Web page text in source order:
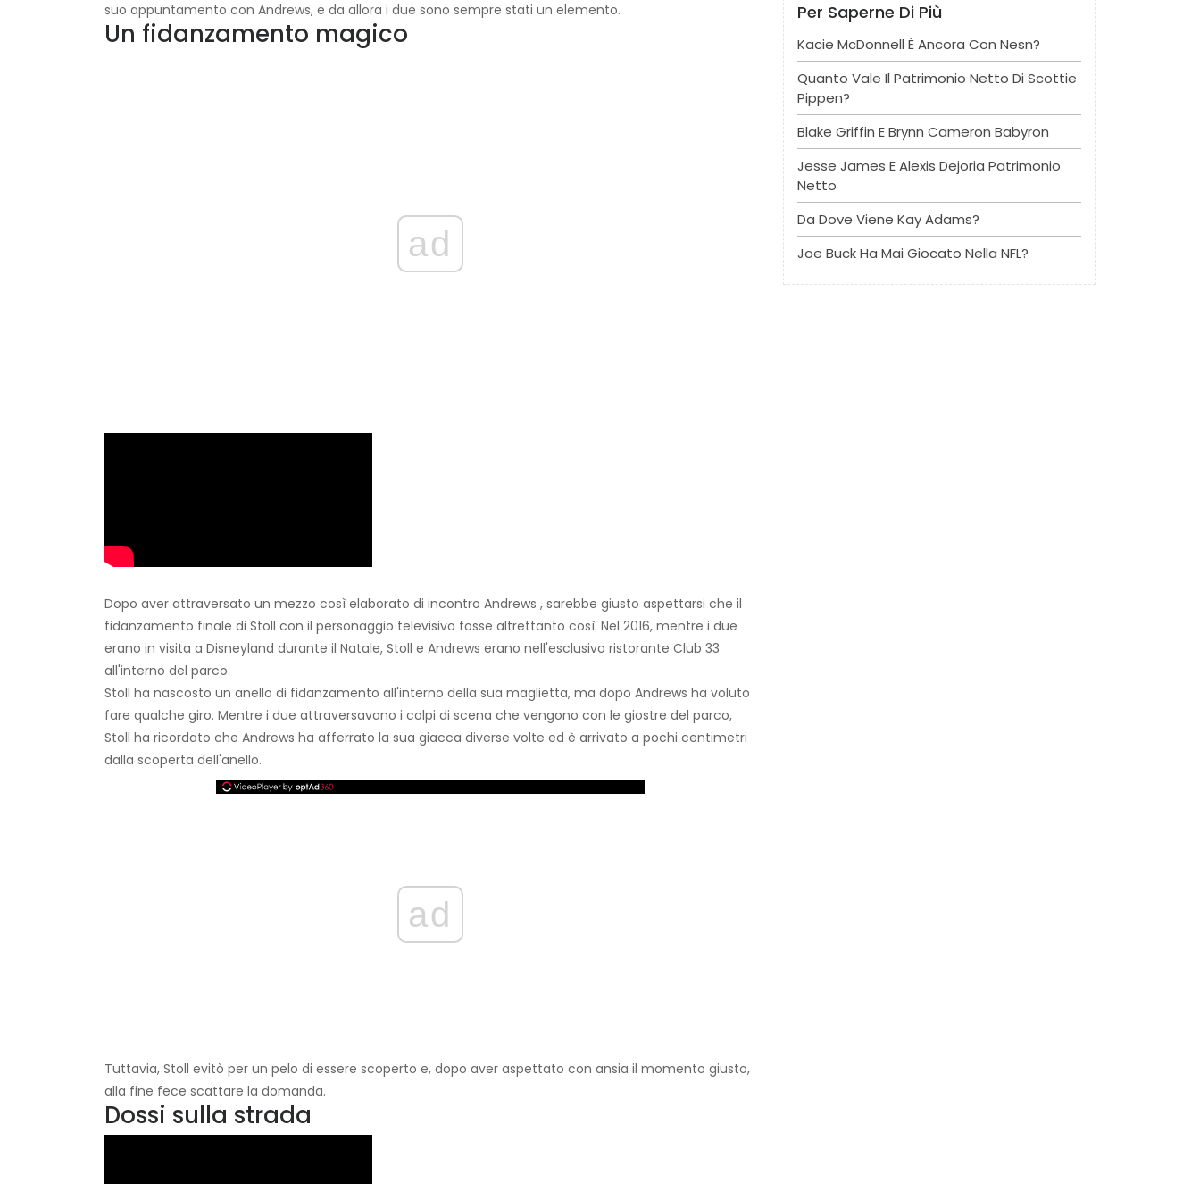
suo appuntamento con Andrews, e da allora i due sono sempre stati un elemento.
Un fidanzamento magico
ad
Dopo aver attraversato un mezzo così elaborato di incontro Andrews , sarebbe giusto aspettarsi che il
fidanzamento finale di Stoll con il personaggio televisivo fosse altrettanto così. Nel 2016, mentre i due
erano in visita a Disneyland durante il Natale, Stoll e Andrews erano nell'esclusivo ristorante Club 33
all'interno del parco.
Stoll ha nascosto un anello di fidanzamento all'interno della sua maglietta, ma dopo Andrews ha voluto
fare qualche giro. Mentre i due attraversavano i colpi di scena che vengono con le giostre del parco,
Stoll ha ricordato che Andrews ha afferrato la sua giacca diverse volte ed è arrivato a pochi centimetri
dalla scoperta dell'anello.
ad
Tuttavia, Stoll evitò per un pelo di essere scoperto e, dopo aver aspettato con ansia il momento giusto,
alla fine fece scattare la domanda.
Dossi sulla strada
Per Saperne Di Più
Kacie McDonnell È Ancora Con Nesn?
Quanto Vale Il Patrimonio Netto Di Scottie
Pippen?
Blake Griffin E Brynn Cameron Babyron
Jesse James E Alexis Dejoria Patrimonio
Netto
Da Dove Viene Kay Adams?
Joe Buck Ha Mai Giocato Nella NFL?